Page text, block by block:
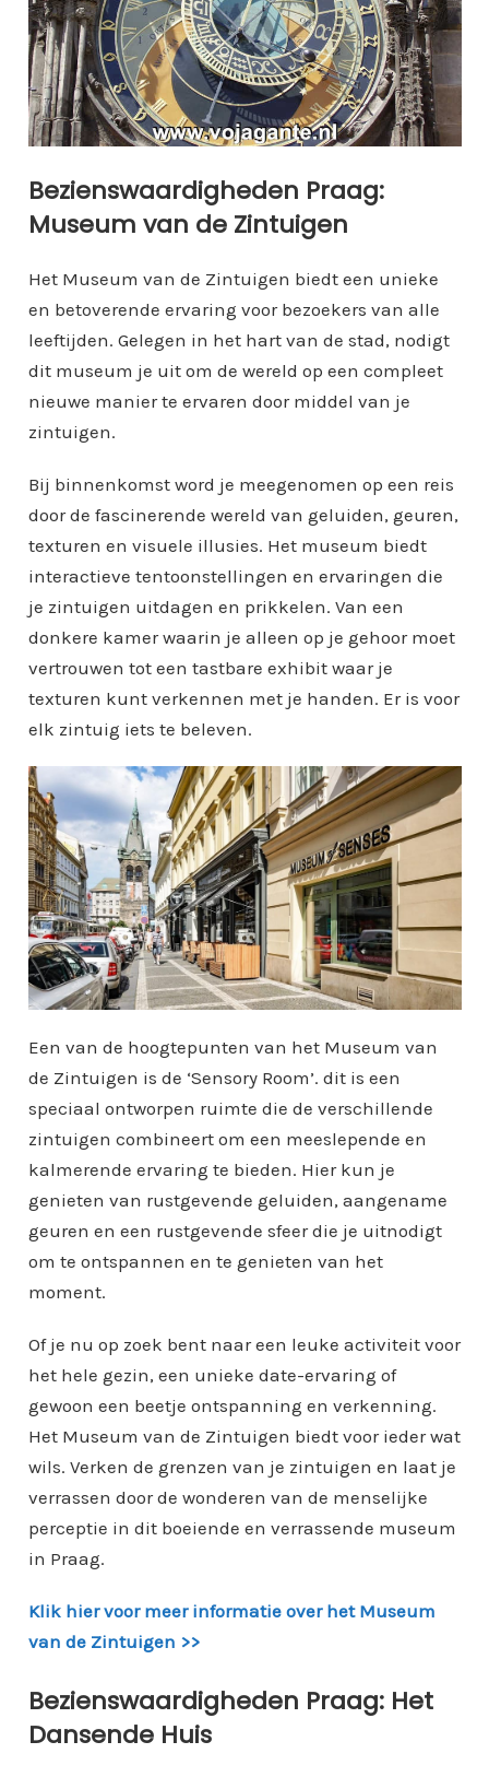
Bezienswaardigheden Praag:
Museum van de Zintuigen
Het Museum van de Zintuigen biedt een unieke
en betoverende ervaring voor bezoekers van alle
leeftijden. Gelegen in het hart van de stad, nodigt
dit museum je uit om de wereld op een compleet
nieuwe manier te ervaren door middel van je
zintuigen.
Bij binnenkomst word je meegenomen op een reis
door de fascinerende wereld van geluiden, geuren,
texturen en visuele illusies. Het museum biedt
interactieve tentoonstellingen en ervaringen die
je zintuigen uitdagen en prikkelen. Van een
donkere kamer waarin je alleen op je gehoor moet
vertrouwen tot een tastbare exhibit waar je
texturen kunt verkennen met je handen. Er is voor
elk zintuig iets te beleven.
Een van de hoogtepunten van het Museum van
de Zintuigen is de ‘Sensory Room’. dit is een
speciaal ontworpen ruimte die de verschillende
zintuigen combineert om een meeslepende en
kalmerende ervaring te bieden. Hier kun je
genieten van rustgevende geluiden, aangename
geuren en een rustgevende sfeer die je uitnodigt
om te ontspannen en te genieten van het
moment.
Of je nu op zoek bent naar een leuke activiteit voor
het hele gezin, een unieke date-ervaring of
gewoon een beetje ontspanning en verkenning.
Het Museum van de Zintuigen biedt voor ieder wat
wils. Verken de grenzen van je zintuigen en laat je
verrassen door de wonderen van de menselijke
perceptie in dit boeiende en verrassende museum
in Praag.
Klik hier voor meer informatie over het Museum
van de Zintuigen >>
Bezienswaardigheden Praag: Het
Dansende Huis